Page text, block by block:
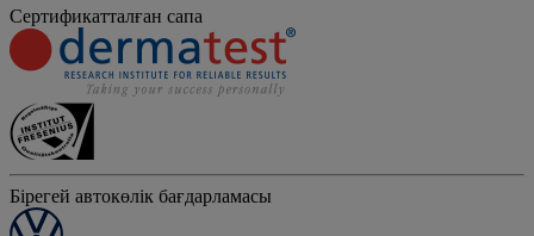
Сертификатталған сапа
Бірегей автокөлік бағдарламасы